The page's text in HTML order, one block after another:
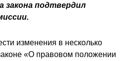
закона подтвердил
изменения в несколько
«О правовом положении